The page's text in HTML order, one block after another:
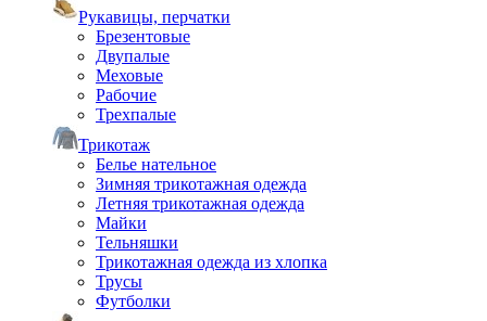
Рукавицы, перчатки
Брезентовые
Двупалые
Меховые
Рабочие
Трехпалые
Трикотаж
Белье нательное
Зимняя трикотажная одежда
Летняя трикотажная одежда
Майки
Тельняшки
Трикотажная одежда из хлопка
Трусы
Футболки